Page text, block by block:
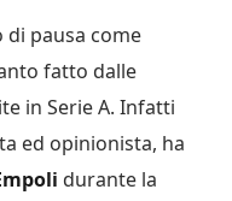
di pausa come
fatto dalle
in Serie A. Infatti
ed opinionista, ha
durante la